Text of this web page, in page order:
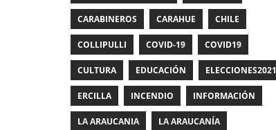
CARABINEROS CARAHUE CHILE
COLLIPULLI COVID-19 COVID19
CULTURA EDUCACIÓN ELECCIONES2021
ERCILLA INCENDIO INFORMACIÓN
LA ARAUCANIA LA ARAUCANÍA